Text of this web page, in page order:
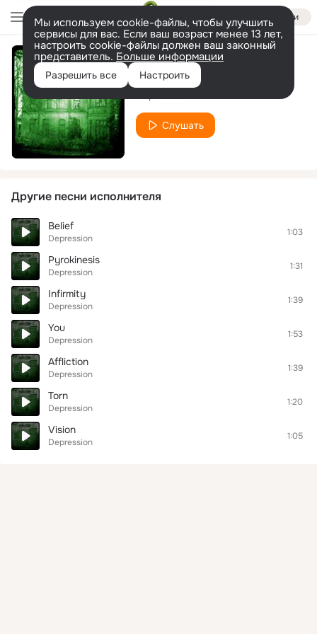
Войти
Мы используем cookie-файлы, чтобы улучшить
сервисы для вас. Если ваш возраст менее 13 лет,
настроить cookie-файлы должен ваш законный
представитель. Больше информации
Разрешить все Настроить
Unity
Слушать
Другие песни исполнителя
Belief
Depression
1:03
Pyrokinesis
Depression
1:31
Infirmity
Depression
1:39
You
Depression
1:53
Affliction
Depression
1:39
Torn
Depression
1:20
Vision
Depression
1:05